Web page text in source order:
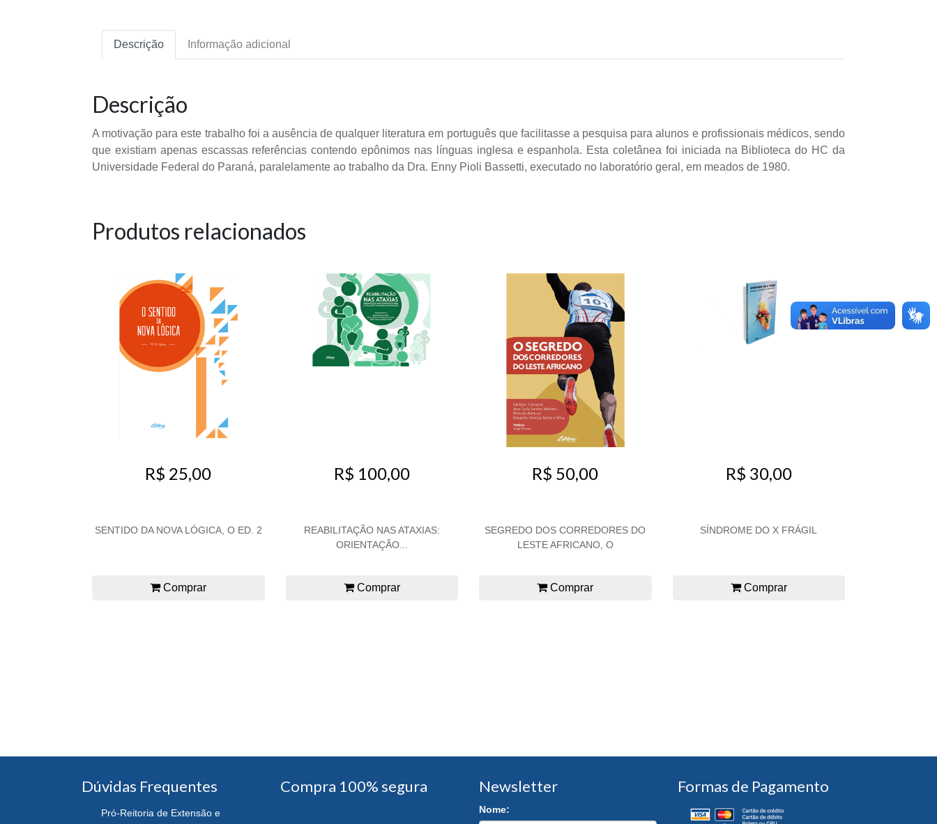
Descrição Informação adicional
Descrição
A motivação para este trabalho foi a ausência de qualquer literatura em português que facilitasse a pesquisa para alunos e profissionais médicos, sendo
que existiam apenas escassas referências contendo epônimos nas línguas inglesa e espanhola. Esta coletânea foi iniciada na Biblioteca do HC da
Universidade Federal do Paraná, paralelamente ao trabalho da Dra. Enny Pioli Bassetti, executado no laboratório geral, em meados de 1980.
Produtos relacionados
R$ 25,00
SENTIDO DA NOVA LÓGICA, O ED. 2
Comprar
R$ 100,00
REABILITAÇÃO NAS ATAXIAS:
ORIENTAÇÃO...
Comprar
R$ 50,00
SEGREDO DOS CORREDORES DO
LESTE AFRICANO, O
Comprar
R$ 30,00
SÍNDROME DO X FRÁGIL
Comprar
Dúvidas Frequentes
Pró-Reitoria de Extensão e
Compra 100% segura Newsletter
Nome:
Formas de Pagamento